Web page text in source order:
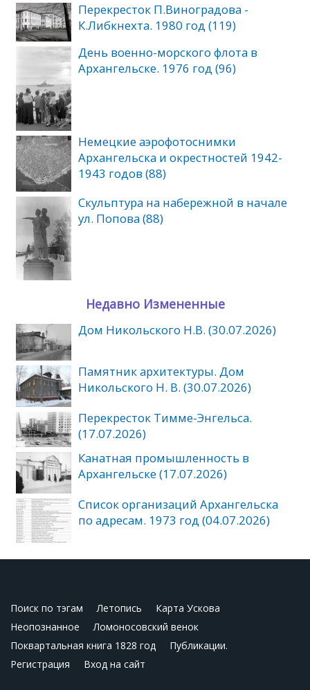
Перекресток П.Виноградова -
К.Либкнехта. 1980 год (119)
День военно-морского флота в
Архангельске. 1976 год (96)
Немецкие аэрофотоснимки
Архангельска и окрестностей 1942-
1943 годов (88)
Скульптура на набережной в начале
ул. Попова (88)
Недавно Измененные
Дом Никольского Н.В. (30.07.2026)
Памятник архитектуры. Дом
Никольского Н. В. (30.07.2026)
Перекресток Тимме-Энгельса.
(17.07.2026)
Канатная промышленность в
Архангельске (17.07.2026)
Список организаций Архангельска
по адресам. 1973 год (04.07.2026)
Поиск по тэгам Летопись
Карта Ускова
Неопознанное
Ломоносовский венок
Поквартальная книга 1828 год
Публикации.
Регистрация
Вход на сайт